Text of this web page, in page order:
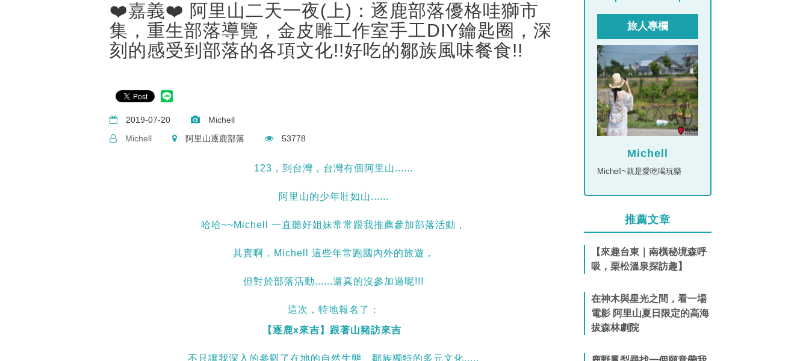
旅人專欄
Michell
Michell~就是愛吃喝玩樂
❤️嘉義❤️ 阿里山二天一夜(上)：逐鹿部落優格哇獅市
集，重生部落導覽，金皮雕工作室手工DIY鑰匙圈，深
刻的感受到部落的各項文化!!好吃的鄒族風味餐食!!
2019-07-20
Michell
Michell
阿里山逐鹿部落 53778
123，到台灣，台灣有個阿里山......
阿里山的少年壯如山......
哈哈~~Michell 一直聽好姐妹常常跟我推薦參加部落活動，
其實啊，Michell 這些年常跑國內外的旅遊，
但對於部落活動......還真的沒參加過呢!!!
這次，特地報名了：
【逐鹿x來吉】跟著山豬訪來吉
不只讓我深入的參觀了在地的自然生態、鄒族獨特的多元文化.....
推薦文章
【來趣台東｜南橫秘境森呼
吸，栗松溫泉探訪趣】
在神木與星光之間，看一場
電影 阿里山夏日限定的高海
拔森林劇院